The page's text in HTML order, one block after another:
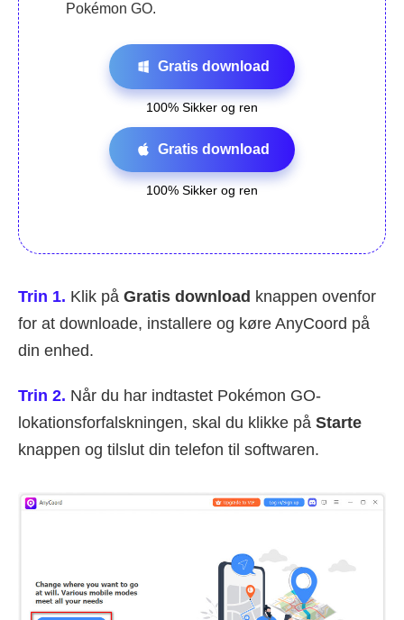
Pokémon GO.
Gratis download
100% Sikker og ren
Gratis download
100% Sikker og ren
Trin 1. Klik på Gratis download knappen ovenfor
for at downloade, installere og køre AnyCoord på
din enhed.
Trin 2. Når du har indtastet Pokémon GO-
lokationsforfalskningen, skal du klikke på Starte
knappen og tilslut din telefon til softwaren.